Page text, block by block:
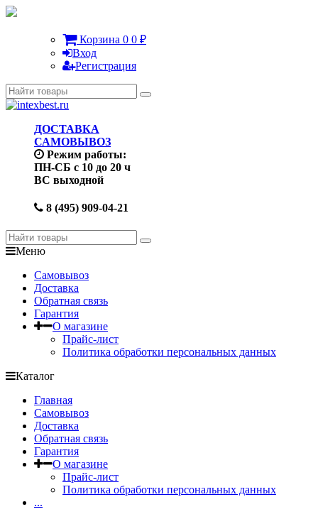
Корзина 0 0 ₽
Вход
Регистрация
ДОСТАВКА
САМОВЫВОЗ
Режим работы:
ПН-СБ с 10 до 20 ч
ВС выходной
8 (495) 909-04-21
Меню
Самовывоз
Доставка
Обратная связь
Гарантия
О магазине
Прайс-лист
Политика обработки персональных данных
Каталог
Главная
Самовывоз
Доставка
Обратная связь
Гарантия
О магазине
Прайс-лист
Политика обработки персональных данных
...